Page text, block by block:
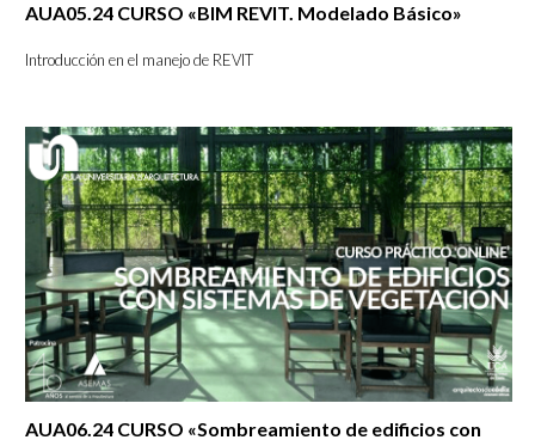
AUA05.24 CURSO «BIM REVIT. Modelado Básico»
Introducción en el manejo de REVIT
AUA06.24 CURSO «Sombreamiento de edificios con